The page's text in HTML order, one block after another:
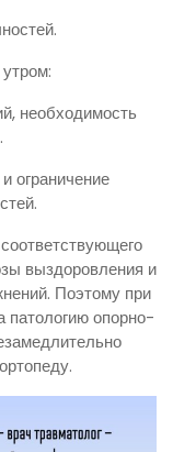
необходимость
ограничение
выздоровления и
Поэтому при
опорно-